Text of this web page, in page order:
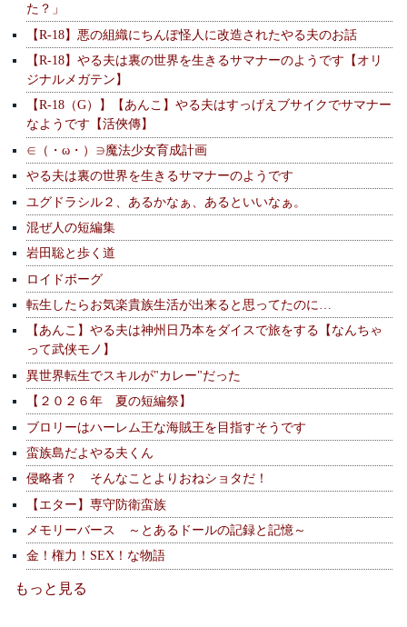
た？」
【R-18】悪の組織にちんぽ怪人に改造されたやる夫のお話
【R-18】やる夫は裏の世界を生きるサマナーのようです【オリ
ジナルメガテン】
【R-18（G）】【あんこ】やる夫はすっげえブサイクでサマナー
なようです【活俠傳】
∈（・ω・）∋魔法少女育成計画
やる夫は裏の世界を生きるサマナーのようです
ユグドラシル２、あるかなぁ、あるといいなぁ。
混ぜ人の短編集
岩田聡と歩く道
ロイドボーグ
転生したらお気楽貴族生活が出来ると思ってたのに…
【あんこ】やる夫は神州日乃本をダイスで旅をする【なんちゃ
って武侠モノ】
異世界転生でスキルが"カレー"だった
【２０２６年 夏の短編祭】
ブロリーはハーレム王な海賊王を目指すそうです
蛮族島だよやる夫くん
侵略者？ そんなことよりおねショタだ！
【エター】専守防衛蛮族
メモリーバース ～とあるドールの記録と記憶～
金！権力！SEX！な物語
もっと見る